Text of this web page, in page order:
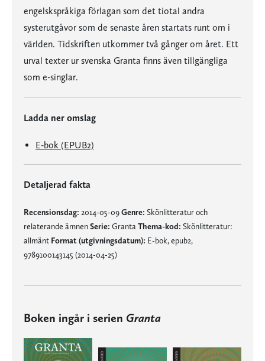
engelskspråkiga förlagan som det tiotal andra
systerutgåvor som de senaste åren startats runt om i
världen. Tidskriften utkommer två gånger om året. Ett
urval texter ur svenska Granta finns även tillgängliga
som e-singlar.
Ladda ner omslag
E-bok (EPUB2)
Detaljerad fakta
Recensionsdag: 2014-05-09Genre: Skönlitteratur och
relaterande ämnenSerie: Granta Thema-kod: Skönlitteratur:
allmänt Format (utgivningsdatum): E-bok, epub2,
9789100143145 (2014-04-25)
Boken ingår i serien Granta